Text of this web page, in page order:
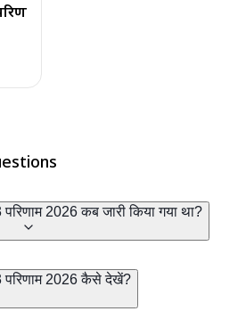
2026: ग्रेड 1 सीबीटी परिणाम और
2026 कब जारी किया गया था?
परिणाम 2026 कैसे देखें?